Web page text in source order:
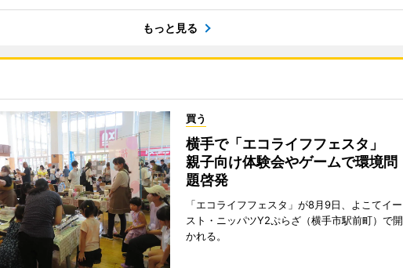
もっと見る
買う
横手で「エコライフフェスタ」
親子向け体験会やゲームで環境問
題啓発
「エコライフフェスタ」が8月9日、よこてイー
スト・ニッパツY2ぷらざ（横手市駅前町）で開
かれる。